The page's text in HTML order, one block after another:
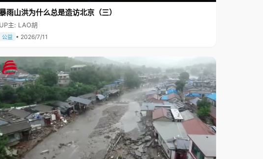
雨山洪为什么总是造访北京（三）
UP主: LAO胡
公益 • 2026/7/11